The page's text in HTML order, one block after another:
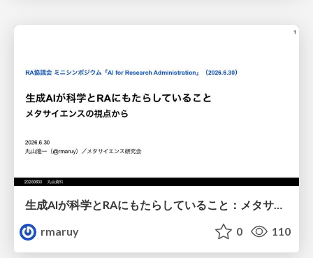
生成AIが科学とRAにもたらしていること：メタサイエンスの視点から
rmaruy
0 110